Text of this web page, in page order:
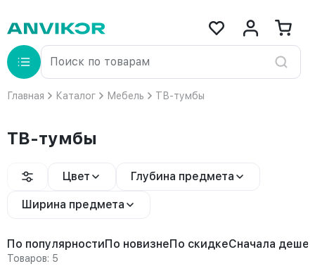
Главная Каталог Мебель ТВ-тумбы
ТВ-тумбы
Цвет Глубина предмета
Ширина предмета
По популярностиПо новизнеПо скидкеСначала
Товаров: 5